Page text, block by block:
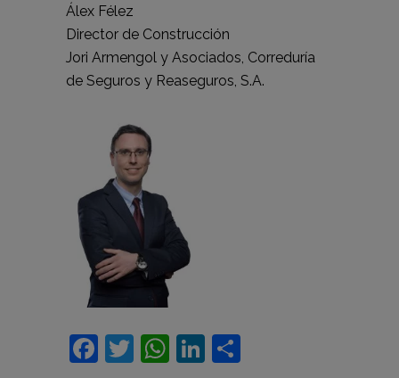
Álex Félez
Director de Construcción
Jori Armengol y Asociados, Correduría
de Seguros y Reaseguros, S.A.
Facebook
Twitter
WhatsApp
LinkedIn